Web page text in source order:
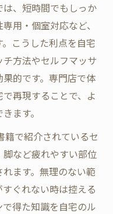
慣を作る心構えと
ョン術を日々の暮
を自宅で体験する
ンを自宅で手軽に
るリラクゼーショ
、短時間でもしっか
用・個室対応など、
こうした利点を自宅
方法やセルフマッサ
的です。専門店で体
再現することで、よ
ます。
で紹介されているセ
など疲れやすい部位
ます。無理のない範
ぐれない時は控える
得た知識を自宅のル